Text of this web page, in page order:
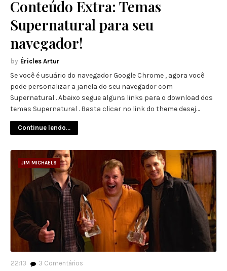
Conteúdo Extra: Temas
Supernatural para seu
navegador!
Éricles Artur
Se você é usuário do navegador Google Chrome , agora você
pode personalizar a janela do seu navegador com
Supernatural . Abaixo segue alguns links para o download dos
temas Supernatural . Basta clicar no link do theme desej…
Continue lendo...
JIM MICHAELS
22:13 3 Comentários